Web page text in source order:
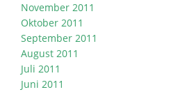
November 2011
Oktober 2011
September 2011
August 2011
Juli 2011
Juni 2011